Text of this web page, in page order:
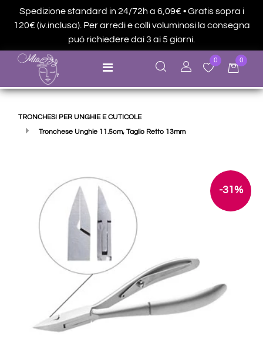
Spedizione standard in 24/72h a 6,09€ • Gratis sopra i
120€ (iv.inclusa). Per arredi e colli voluminosi la consegna
può richiedere dai 3 ai 5 giorni.
Open menu
0 0
TRONCHESI PER UNGHIE E CUTICOLE
Tronchese Unghie 11.5cm, Taglio Retto 13mm
-31%